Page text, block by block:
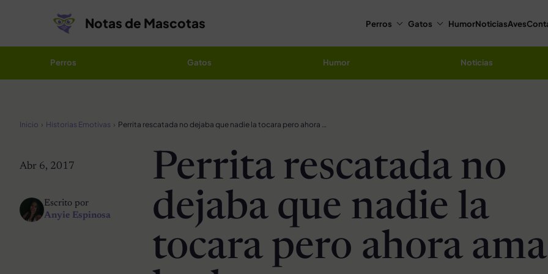
Notas de Mascotas Perros Gatos HumorNoticiasAves
Perros Gatos Humor Noticias
Inicio Historias Emotivas Perrita rescatada no dejaba que nadie la tocara pero ahora ama los besos
Abr 6, 2017
Escrito por
Anyie Espinosa
Perrita rescatada no
dejaba que nadie la
tocara pero ahora ama